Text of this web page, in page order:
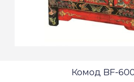
Комод BF-